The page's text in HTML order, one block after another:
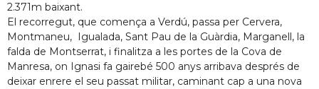
2.371m baixant.
El recorregut, que comença a Verdú, passa per Cervera,
Montmaneu, Igualada, Sant Pau de la Guàrdia, Marganell, la
falda de Montserrat, i finalitza a les portes de la Cova de
Manresa, on Ignasi fa gairebé 500 anys arribava després de
deixar enrere el seu passat militar, caminant cap a una nova